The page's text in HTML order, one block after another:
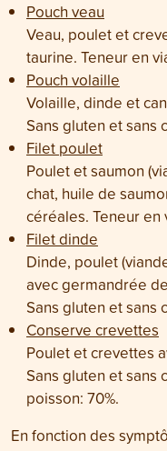
Pouch veau
Veau, poulet et
taurine. Teneur en
Pouch volaille
Volaille, dinde et
Sans gluten et sans
Filet poulet
Poulet et saumon
chat, huile de
céréales. Teneur en
Filet dinde
Dinde, poulet
avec germandrée
Sans gluten et sans
Conserve crevettes
Poulet et crevettes
Sans gluten et sans
poisson: 70%.
En fonction des